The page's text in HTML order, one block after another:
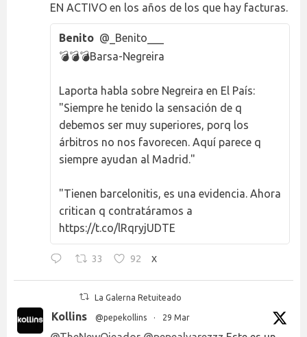
EN ACTIVO en los años de los que hay facturas.
Benito @_Benito___
💣💣💣Barsa-Negreira
Laporta habla sobre Negreira en El País:
"Siempre he tenido la sensación de q
debemos ser muy superiores, porq los
árbitros no nos favorecen. Aquí parece q
siempre ayudan al Madrid."
"Tienen barcelonitis, es una evidencia. Ahora
critican q contratáramos a
https://t.co/lRqryjUDTE
33 92 X
La Galerna Retuiteado
Kollins @pepekollins · 29 Mar